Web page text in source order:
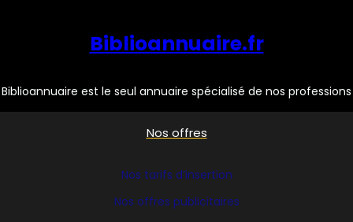
Biblioannuaire.fr
Biblioannuaire est le seul annuaire spécialisé de nos professions
Nos offres
Nos tarifs d’insertion
Nos offres publicitaires